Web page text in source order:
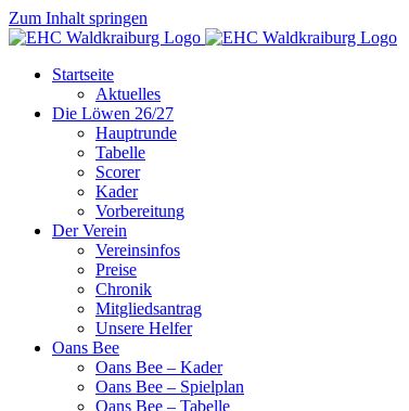
Zum Inhalt springen
Startseite
Aktuelles
Die Löwen 26/27
Hauptrunde
Tabelle
Scorer
Kader
Vorbereitung
Der Verein
Vereinsinfos
Preise
Chronik
Mitgliedsantrag
Unsere Helfer
Oans Bee
Oans Bee – Kader
Oans Bee – Spielplan
Oans Bee – Tabelle